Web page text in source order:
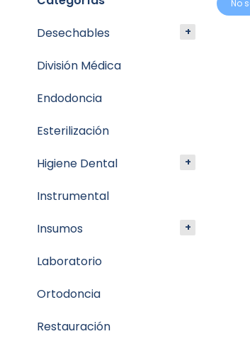
Desechables
División Médica
Endodoncia
Esterilización
Higiene Dental
Instrumental
Insumos
Laboratorio
Ortodoncia
Restauración
No